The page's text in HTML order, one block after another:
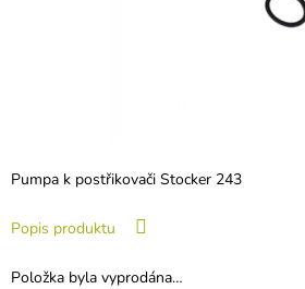
Pumpa k postřikovači Stocker 243
Popis produktu
Položka byla vyprodána…